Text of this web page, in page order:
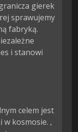
gierek
sprawujemy
fabryką.
i stanowi
celem jest
kosmosie. ,